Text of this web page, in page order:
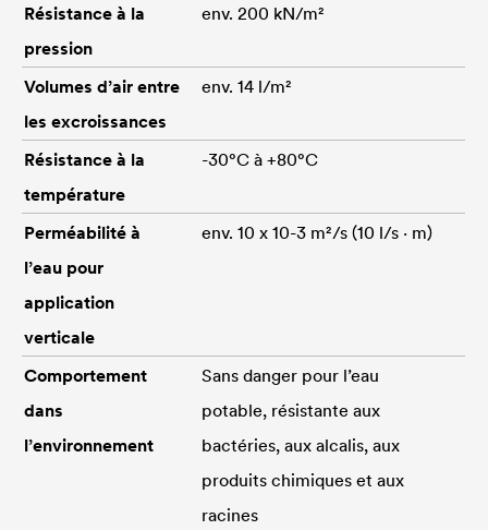
Résistance à la
pression
env. 200 kN/m²
Volumes d’air entre
les excroissances
env. 14 l/m²
Résistance à la
température
-30°C à +80°C
Perméabilité à
l’eau pour
application
verticale
env. 10 x 10-3 m²/s (10 l/s · m)
Comportement
dans
l’environnement
Sans danger pour l’eau
potable, résistante aux
bactéries, aux alcalis, aux
produits chimiques et aux
racines